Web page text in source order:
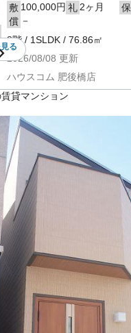
見る
敷 100,000円 礼 2ヶ月 保
償 －
8階 / 1SLDK / 76.86㎡
2026/08/08 更新
ハウスコム 肥後橋店
貸マンション